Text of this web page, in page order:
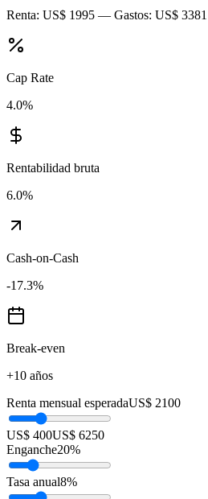
Renta: US$ 1995 — Gastos: US$ 3381
Cap Rate
4.0%
Rentabilidad bruta
6.0%
Cash-on-Cash
-17.3%
Break-even
+10 años
Renta mensual esperadaUS$ 2100
US$ 400US$ 6250
Enganche20%
Tasa anual8%